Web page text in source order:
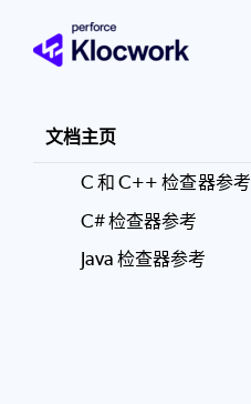
文档主页
C 和 C++ 检查器参考
C# 检查器参考
Java 检查器参考